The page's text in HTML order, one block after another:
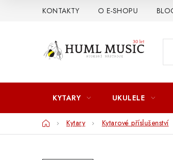
KONTAKTY O E-SHOPU
KYTARY UKULELE
DomůKytary Kytarové příslušenství